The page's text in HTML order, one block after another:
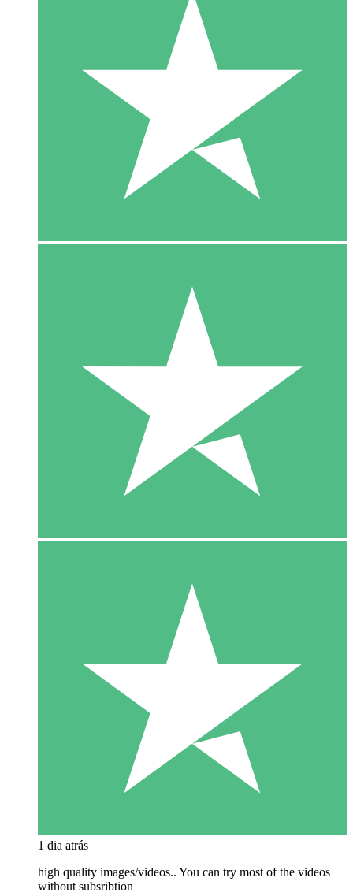
1 dia atrás
high quality images/videos.. You can try most of the videos
without subsribtion